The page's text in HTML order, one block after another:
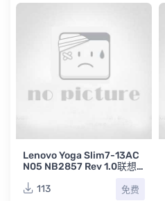
Lenovo Yoga Slim7-13AC
N05 NB2857 Rev 1.0联想
113
免费